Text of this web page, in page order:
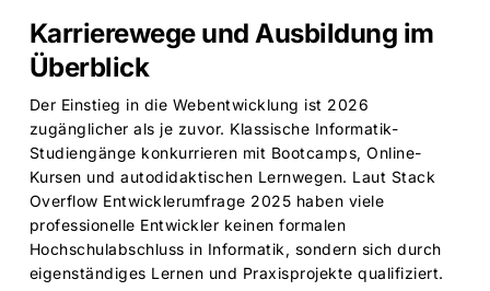
Karrierewege und Ausbildung im
Überblick
Der Einstieg in die Webentwicklung ist 2026
zugänglicher als je zuvor. Klassische Informatik-
Studiengänge konkurrieren mit Bootcamps, Online-
Kursen und autodidaktischen Lernwegen. Laut Stack
Overflow Entwicklerumfrage 2025 haben viele
professionelle Entwickler keinen formalen
Hochschulabschluss in Informatik, sondern sich durch
eigenständiges Lernen und Praxisprojekte qualifiziert.